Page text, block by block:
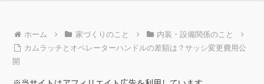
ホーム 家づくりのこと
内装・設備関係のこと
カムラッチとオペレーターハンドルの差額は？サッシ変更費用公
開